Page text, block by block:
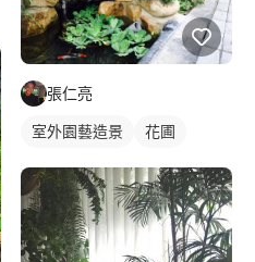
張仁亮
室外園藝造景 花圃